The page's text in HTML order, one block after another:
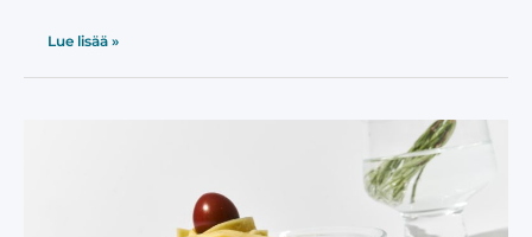
Lue lisää »